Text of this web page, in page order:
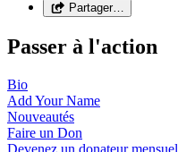
Partager…
Passer à l'action
Bio
Add YourName
Nouveautés
Faire un Don